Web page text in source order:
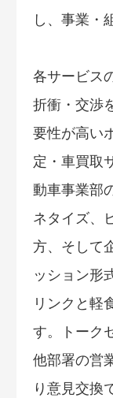
し、事業・
各サービス
折衝・交渉
要性が高い
定・車買取
動車事業部
ネタイズ、
方、そして
ッション形
リンクと軽
す。トーク
他部署の営
り意見交換